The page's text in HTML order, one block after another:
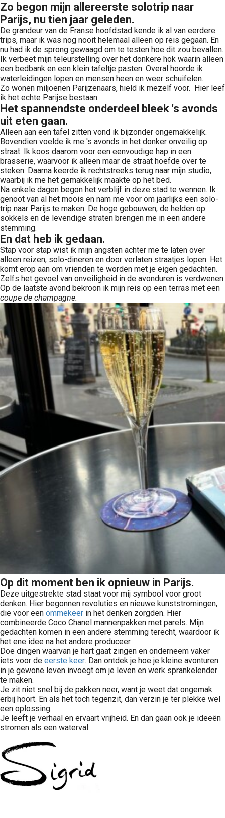
Zo begon mijn allereerste solotrip naar
Parijs, nu tien jaar geleden.
De grandeur van de Franse hoofdstad kende ik al van eerdere
trips, maar ik was nog nooit helemaal alleen op reis gegaan. En
nu had ik de sprong gewaagd om te testen hoe dit zou bevallen.
Ik verbeet mijn teleurstelling over het donkere hok waarin alleen
een bedbank en een klein tafeltje pasten. Overal hoorde ik
waterleidingen lopen en mensen heen en weer schuifelen.
Zo wonen miljoenen Parijzenaars, hield ik mezelf voor. Hier leef
ik het echte Parijse bestaan.
Het spannendste onderdeel bleek 's avonds
uit eten gaan.
Alleen aan een tafel zitten vond ik bijzonder ongemakkelijk.
Bovendien voelde ik me 's avonds in het donker onveilig op
straat. Ik koos daarom voor een eenvoudige hap in een
brasserie, waarvoor ik alleen maar de straat hoefde over te
steken. Daarna keerde ik rechtstreeks terug naar mijn studio,
waarbij ik me het gemakkelijk maakte op het bed.
Na enkele dagen begon het verblijf in deze stad te wennen. Ik
genoot van al het moois en nam me voor om jaarlijks een solo-
trip naar Parijs te maken. De hoge gebouwen, de helden op
sokkels en de levendige straten brengen me in een andere
stemming.
En dat heb ik gedaan.
Stap voor stap wist ik mijn angsten achter me te laten over
alleen reizen, solo-dineren en door verlaten straatjes lopen. Het
komt erop aan om vrienden te worden met je eigen gedachten.
Zelfs het gevoel van onveiligheid in de avonduren is verdwenen.
Op de laatste avond bekroon ik mijn reis op een terras met een
coupe de champagne.
Op dit moment ben ik opnieuw in Parijs.
Deze uitgestrekte stad staat voor mij symbool voor groot
denken. Hier begonnen revoluties en nieuwe kunststromingen,
die voor een ommekeer in het denken zorgden. Hier
combineerde Coco Chanel mannenpakken met parels. Mijn
gedachten komen in een andere stemming terecht, waardoor ik
het ene idee na het andere produceer.
Doe dingen waarvan je hart gaat zingen en onderneem vaker
iets voor de eerste keer. Dan ontdek je hoe je kleine avonturen
in je gewone leven invoegt om je leven en werk sprankelender
te maken.
Je zit niet snel bij de pakken neer, want je weet dat ongemak
erbij hoort. En als het toch tegenzit, dan verzin je ter plekke wel
een oplossing.
Je leeft je verhaal en ervaart vrijheid. En dan gaan ook je ideeën
stromen als een waterval.